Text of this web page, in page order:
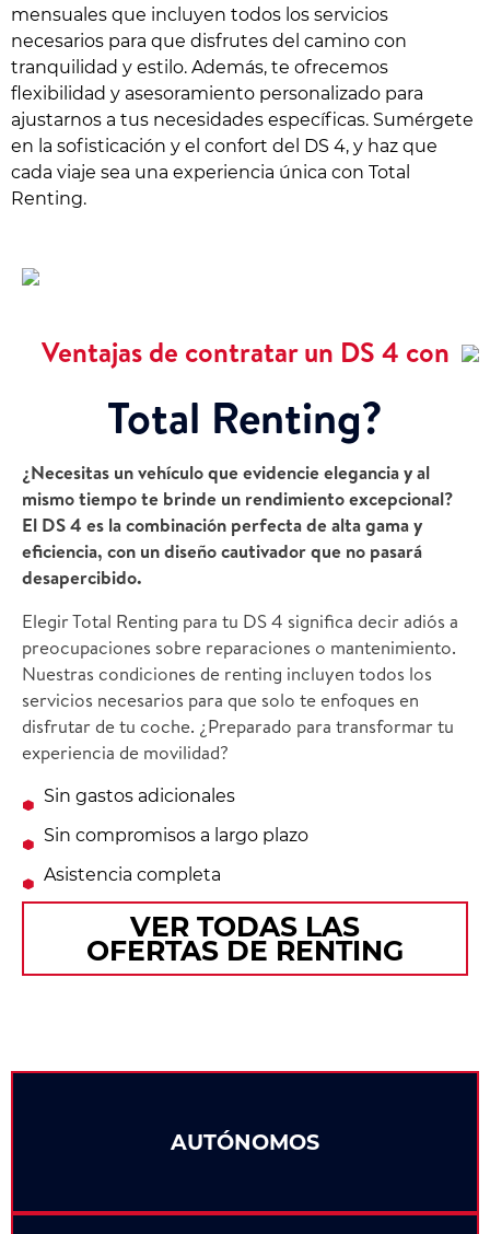
mensuales que incluyen todos los servicios
necesarios para que disfrutes del camino con
tranquilidad y estilo. Además, te ofrecemos
flexibilidad y asesoramiento personalizado para
ajustarnos a tus necesidades específicas. Sumérgete
en la sofisticación y el confort del DS 4, y haz que
cada viaje sea una experiencia única con Total
Renting.
Ventajas de contratar un DS 4 con
Total Renting?
¿Necesitas un vehículo que evidencie elegancia y al
mismo tiempo te brinde un rendimiento excepcional?
El DS 4 es la combinación perfecta de alta gama y
eficiencia, con un diseño cautivador que no pasará
desapercibido.
Elegir Total Renting para tu DS 4 significa decir adiós a
preocupaciones sobre reparaciones o mantenimiento.
Nuestras condiciones de renting incluyen todos los
servicios necesarios para que solo te enfoques en
disfrutar de tu coche. ¿Preparado para transformar tu
experiencia de movilidad?
Sin gastos adicionales
Sin compromisos a largo plazo
Asistencia completa
VER TODAS LAS
OFERTAS DE RENTING
AUTÓNOMOS